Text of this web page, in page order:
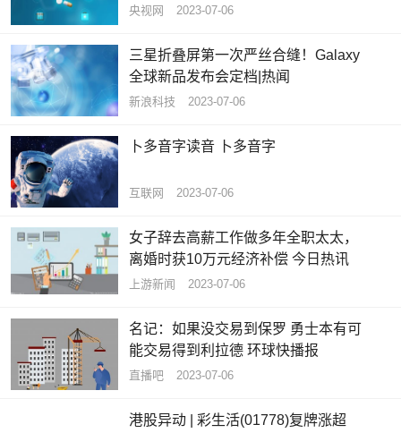
央视网 2023-07-06
三星折叠屏第一次严丝合缝！Galaxy
全球新品发布会定档|热闻
新浪科技 2023-07-06
卜多音字读音 卜多音字
互联网 2023-07-06
女子辞去高薪工作做多年全职太太，
离婚时获10万元经济补偿 今日热讯
上游新闻 2023-07-06
名记：如果没交易到保罗 勇士本有可
能交易得到利拉德 环球快播报
直播吧 2023-07-06
港股异动 | 彩生活(01778)复牌涨超